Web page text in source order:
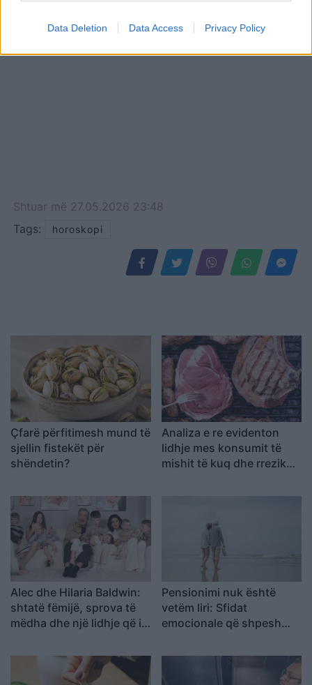
Data Deletion Data Access Privacy Policy
Shtuar më 27.05.2026 23:48
Tags:
horoskopi
Çfarë përfitimesh mund të
sjellin fistekët për
shëndetin?
Analiza e re evidenton
lidhje mes konsumit të
mishit të kuq dhe rrezikut
Alec dhe Hilaria Baldwin:
shtatë fëmijë, sprova të
mëdha dhe një lidhje që i
Pensionimi nuk është
vetëm liri: Sfidat
emocionale që shpesh